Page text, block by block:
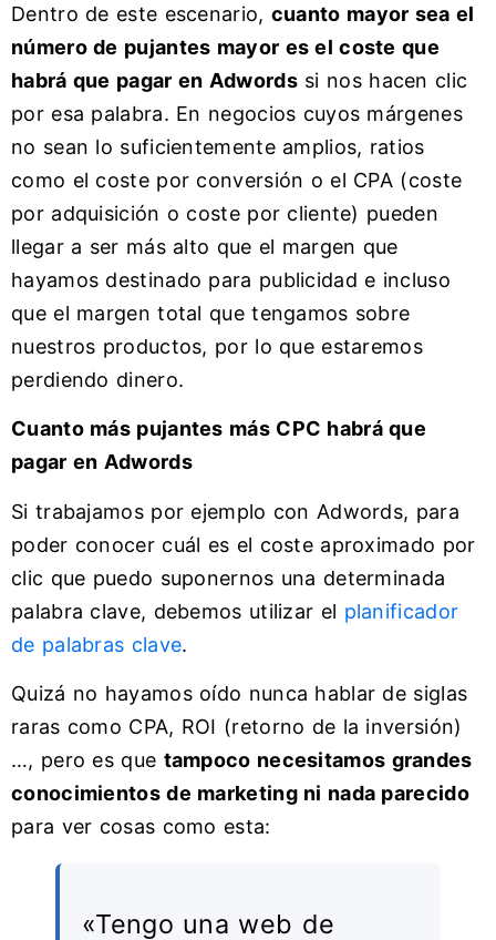
Dentro de este escenario, cuanto mayor sea el
número de pujantes mayor es el coste que
habrá que pagar en Adwordssi nos hacen clic
por esa palabra. En negocios cuyos márgenes
no sean lo suficientemente amplios, ratios
como el coste por conversión o el CPA (coste
por adquisición o coste por cliente) pueden
llegar a ser más alto que el margen que
hayamos destinado para publicidad e incluso
que el margen total que tengamos sobre
nuestros productos, por lo que estaremos
perdiendo dinero.
Cuanto más pujantes más CPC habrá que
pagar en Adwords
Si trabajamos por ejemplo con Adwords, para
poder conocer cuál es el coste aproximado por
clic que puedo suponernos una determinada
palabra clave, debemos utilizar el planificador
de palabras clave.
Quizá no hayamos oído nunca hablar de siglas
raras como CPA, ROI (retorno de la inversión)
…, pero es que tampoco necesitamos grandes
conocimientos de marketing ni nada parecido
para ver cosas como esta:
«Tengo una web de